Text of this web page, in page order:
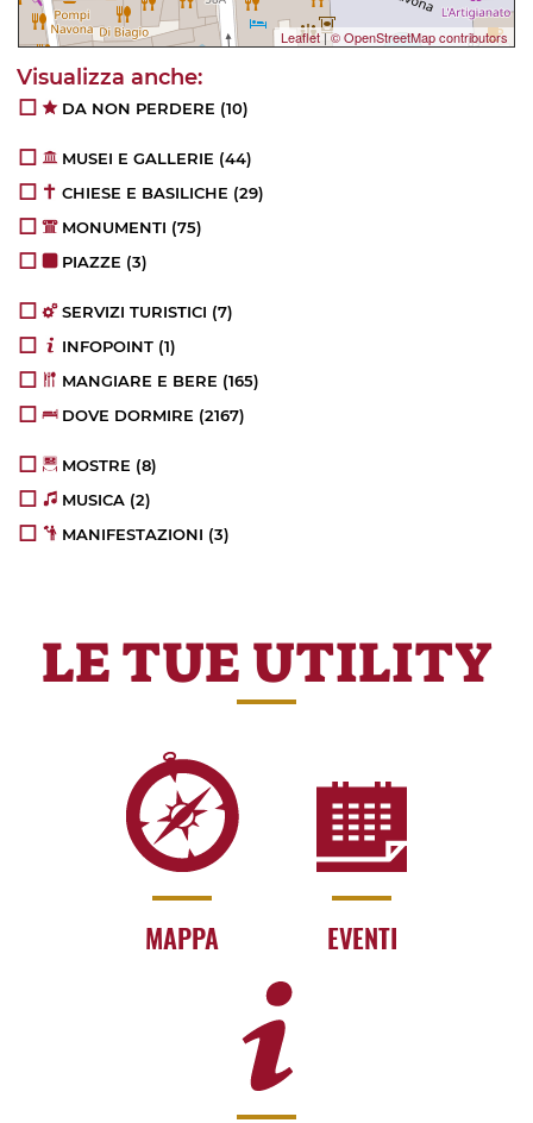
Leaflet|© OpenStreetMap contributors
DA NON PERDERE (10)
MUSEI E GALLERIE (44)
CHIESE E BASILICHE (29)
MONUMENTI (75)
PIAZZE (3)
SERVIZI TURISTICI (7)
INFOPOINT (1)
MANGIARE E BERE (165)
DOVE DORMIRE (2167)
MOSTRE (8)
MUSICA (2)
MANIFESTAZIONI (3)
LE TUE UTILITY
MAPPA EVENTI